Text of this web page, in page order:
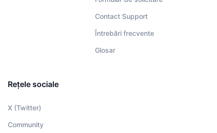
Contact Support
Întrebări frecvente
Glosar
Rețele sociale
X (Twitter)
Community